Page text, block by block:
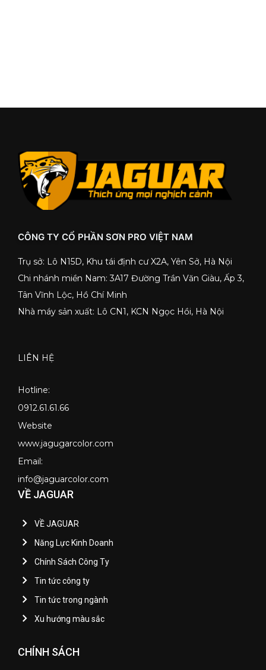
CÔNG TY CỔ PHẦN SƠN PRO VIỆT NAM
Trụ sở: Lô N15D, Khu tái định cư X2A, Yên Sở, Hà Nội
Chi nhánh miền Nam: 3A17 Đường Trần Văn Giàu, Ấp 3,
Tân Vĩnh Lộc, Hồ Chí Minh
Nhà máy sản xuất: Lô CN1, KCN Ngọc Hồi, Hà Nội
LIÊN HỆ
Hotline:
0912.61.61.66
Website
www.jagugarcolor.com
Email:
info@jaguarcolor.com
VỀ JAGUAR
VỀ JAGUAR
Năng Lực Kinh Doanh
Chính Sách Công Ty
Tin tức công ty
Tin tức trong ngành
Xu hướng màu sắc
CHÍNH SÁCH